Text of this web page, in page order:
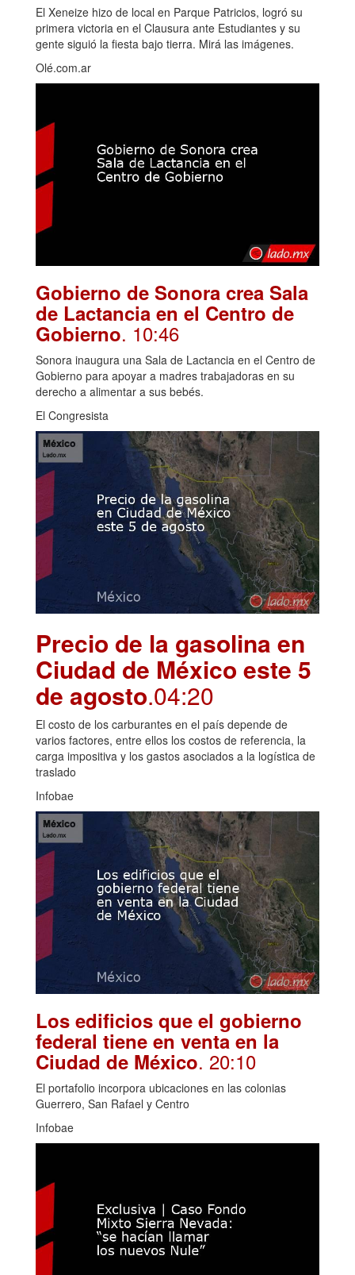
El Xeneize hizo de local en Parque Patricios, logró su
primera victoria en el Clausura ante Estudiantes y su
gente siguió la fiesta bajo tierra. Mirá las imágenes.
Olé.com.ar
Gobierno de Sonora crea Sala
de Lactancia en el Centro de
Gobierno. 10:46
Sonora inaugura una Sala de Lactancia en el Centro de
Gobierno para apoyar a madres trabajadoras en su
derecho a alimentar a sus bebés.
El Congresista
Precio de la gasolina en
Ciudad de México este 5
de agosto.04:20
El costo de los carburantes en el país depende de
varios factores, entre ellos los costos de referencia, la
carga impositiva y los gastos asociados a la logística de
traslado
Infobae
Los edificios que el gobierno
federal tiene en venta en la
Ciudad de México. 20:10
El portafolio incorpora ubicaciones en las colonias
Guerrero, San Rafael y Centro
Infobae